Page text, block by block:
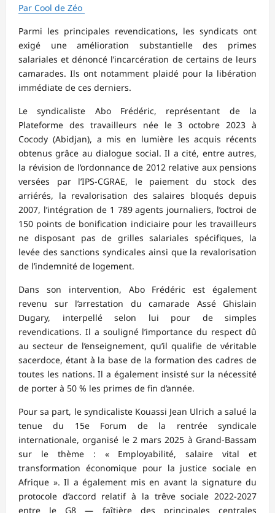
Par Cool de Zéo
Parmi les principales revendications, les syndicats ont
exigé une amélioration substantielle des primes
salariales et dénoncé l’incarcération de certains de leurs
camarades. Ils ont notamment plaidé pour la libération
immédiate de ces derniers.
Le syndicaliste Abo Frédéric, représentant de la
Plateforme des travailleurs née le 3 octobre 2023 à
Cocody (Abidjan), a mis en lumière les acquis récents
obtenus grâce au dialogue social. Il a cité, entre autres,
la révision de l’ordonnance de 2012 relative aux pensions
versées par l’IPS-CGRAE, le paiement du stock des
arriérés, la revalorisation des salaires bloqués depuis
2007, l’intégration de 1 789 agents journaliers, l’octroi de
150 points de bonification indiciaire pour les travailleurs
ne disposant pas de grilles salariales spécifiques, la
levée des sanctions syndicales ainsi que la revalorisation
de l’indemnité de logement.
Dans son intervention, Abo Frédéric est également
revenu sur l’arrestation du camarade Assé Ghislain
Dugary, interpellé selon lui pour de simples
revendications. Il a souligné l’importance du respect dû
au secteur de l’enseignement, qu’il qualifie de véritable
sacerdoce, étant à la base de la formation des cadres de
toutes les nations. Il a également insisté sur la nécessité
de porter à 50 % les primes de fin d’année.
Pour sa part, le syndicaliste Kouassi Jean Ulrich a salué la
tenue du 15e Forum de la rentrée syndicale
internationale, organisé le 2 mars 2025 à Grand-Bassam
sur le thème : « Employabilité, salaire vital et
transformation économique pour la justice sociale en
Afrique ». Il a également mis en avant la signature du
protocole d’accord relatif à la trêve sociale 2022-2027
entre le G8 — faîtière des principales centrales